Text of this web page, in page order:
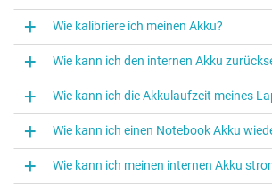
Wie kalibriere ich meinen Akku?
Wie kann ich den internen Akku
Wie kann ich die Akkulaufzeit meines
Wie kann ich einen Notebook Akku
Wie kann ich meinen internen Akku